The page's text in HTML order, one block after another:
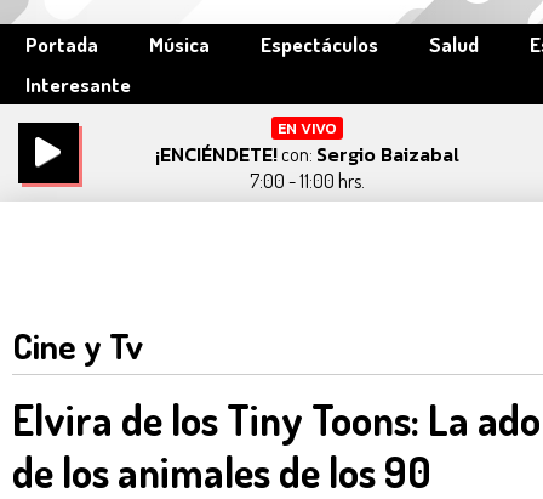
Portada Música Espectáculos Salud
Interesante
EN VIVO
¡ENCIÉNDETE!con: Sergio Baizabal
7:00 - 11:00 hrs.
Cine y Tv
Elvira de los Tiny Toons: La
de los animales de los 90